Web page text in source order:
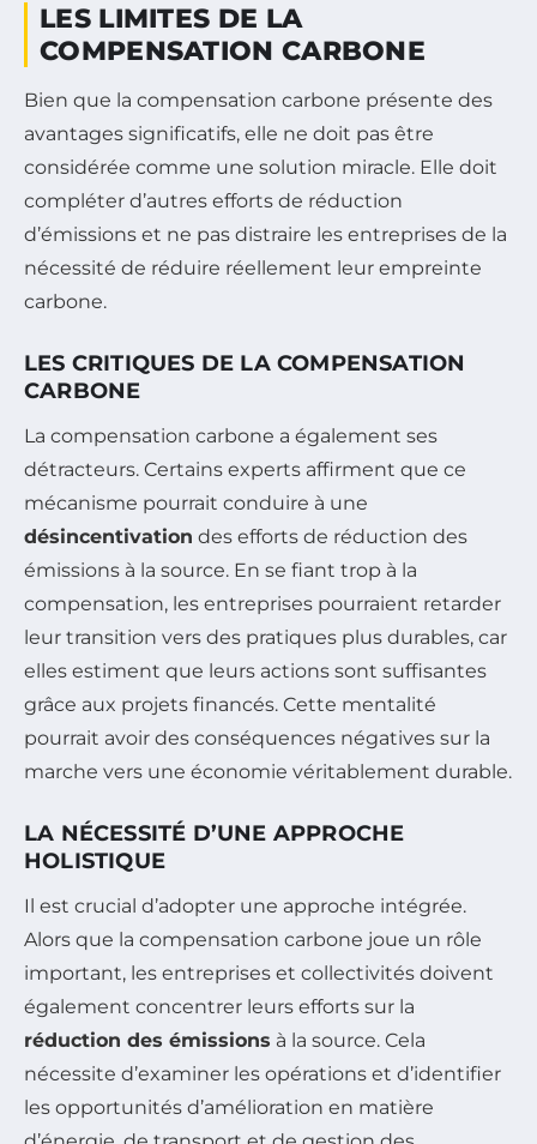
LES LIMITES DE LA
COMPENSATION CARBONE
Bien que la compensation carbone présente des
avantages significatifs, elle ne doit pas être
considérée comme une solution miracle. Elle doit
compléter d’autres efforts de réduction
d’émissions et ne pas distraire les entreprises de la
nécessité de réduire réellement leur empreinte
carbone.
LES CRITIQUES DE LA COMPENSATION
CARBONE
La compensation carbone a également ses
détracteurs. Certains experts affirment que ce
mécanisme pourrait conduire à une
désincentivation des efforts de réduction des
émissions à la source. En se fiant trop à la
compensation, les entreprises pourraient retarder
leur transition vers des pratiques plus durables, car
elles estiment que leurs actions sont suffisantes
grâce aux projets financés. Cette mentalité
pourrait avoir des conséquences négatives sur la
marche vers une économie véritablement durable.
LA NÉCESSITÉ D’UNE APPROCHE
HOLISTIQUE
Il est crucial d’adopter une approche intégrée.
Alors que la compensation carbone joue un rôle
important, les entreprises et collectivités doivent
également concentrer leurs efforts sur la
réduction des émissions à la source. Cela
nécessite d’examiner les opérations et d’identifier
les opportunités d’amélioration en matière